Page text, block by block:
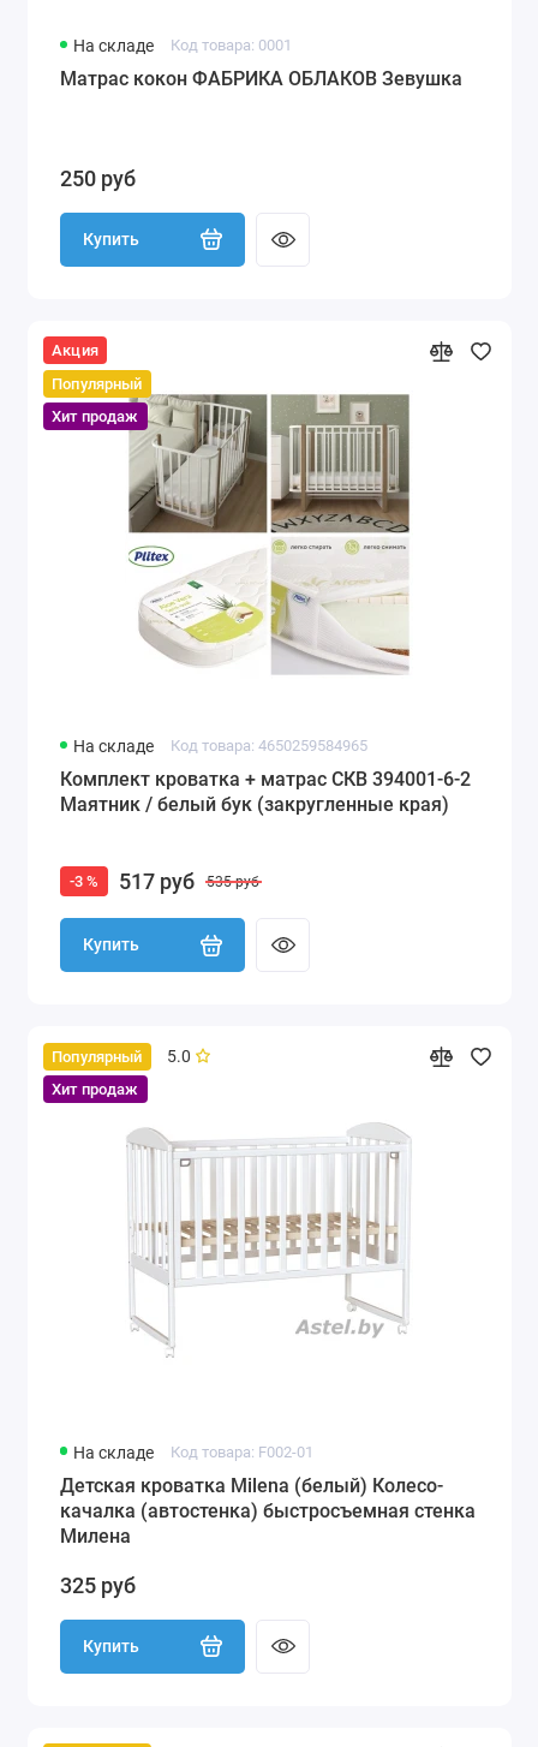
На складе Код товара: 0001
Матрас кокон ФАБРИКА ОБЛАКОВ Зевушка
250 руб
Купить
Акция
Популярный
Хит продаж
На складе Код товара: 4650259584965
Комплект кроватка + матрас СКВ 394001-6-2
Маятник / белый бук (закругленные края)
-3 % 517 руб 535 руб
Купить
Популярный
Хит продаж
5.0
На складе Код товара: F002-01
Детская кроватка Milena (белый) Колесо-
качалка (автостенка) быстросъемная стенка
Милена
325 руб
Купить